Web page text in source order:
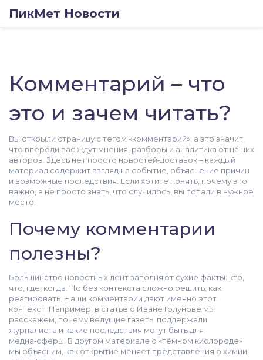
ПикМет Новости
Комментарий – что
это и зачем читать?
Вы открыли страницу с тегом «комментарий», а это значит,
что впереди вас ждут мнения, разборы и аналитика от наших
авторов. Здесь нет просто новостей‑доставок – каждый
материал содержит взгляд на событие, объяснение причин
и возможные последствия. Если хотите понять, почему это
важно, а не просто знать, что случилось, вы попали в нужное
место.
Почему комментарии
полезны?
Большинство новостных лент заполняют сухие факты: кто,
что, где, когда. Но без контекста сложно решить, как
реагировать. Наши комментарии дают именно этот
контекст. Например, в статье о Иване Голунове мы
расскажем, почему ведущие газеты поддержали
журналиста и какие последствия могут быть для
медиа‑сферы. В другом материале о «тёмном кислороде»
мы объясним, как открытие меняет представления о химии